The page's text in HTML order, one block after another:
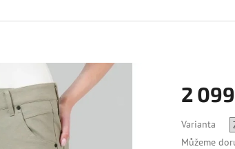
2
cena:
Varianta
Můžeme